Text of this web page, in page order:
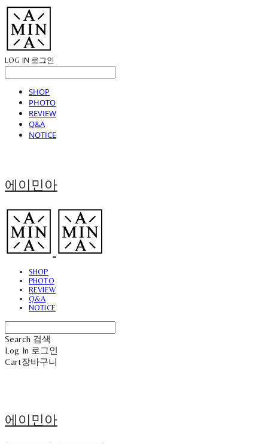
LOG IN 로그인
SHOP
PHOTO
REVIEW
Q&A
NOTICE
에이민아
SHOP
PHOTO
REVIEW
Q&A
NOTICE
Search 검색
Log In 로그인
Cart장바구니
에이민아